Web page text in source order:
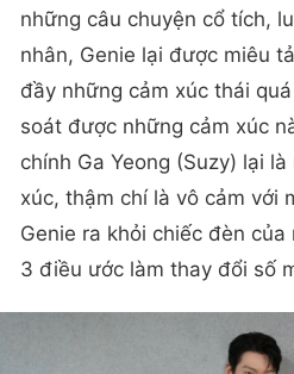
những câu chuyện cổ tích,
nhân, Genie lại được miêu
đầy những cảm xúc thái
soát được những cảm xúc
chính Ga Yeong (Suzy) lại
xúc, thậm chí là vô cảm với
Genie ra khỏi chiếc đèn
3 điều ước làm thay đổi số